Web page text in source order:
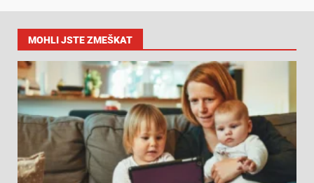
MOHLI JSTE ZMEŠKAT